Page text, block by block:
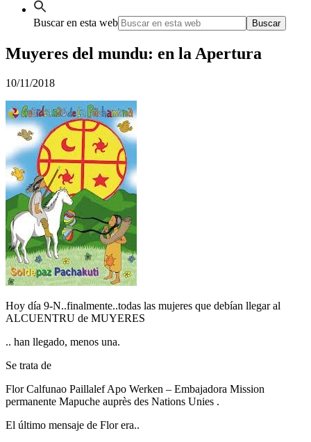
Buscar en esta web
Muyeres del mundu: en la Apertura
10/11/2018
Hoy día 9-N..finalmente..todas las mujeres que debían llegar al
ALCUENTRU de MUYERES
.. han llegado, menos una.
Se trata de
Flor Calfunao Paillalef Apo Werken – Embajadora Mission
permanente Mapuche auprès des Nations Unies .
El último mensaje de Flor era..